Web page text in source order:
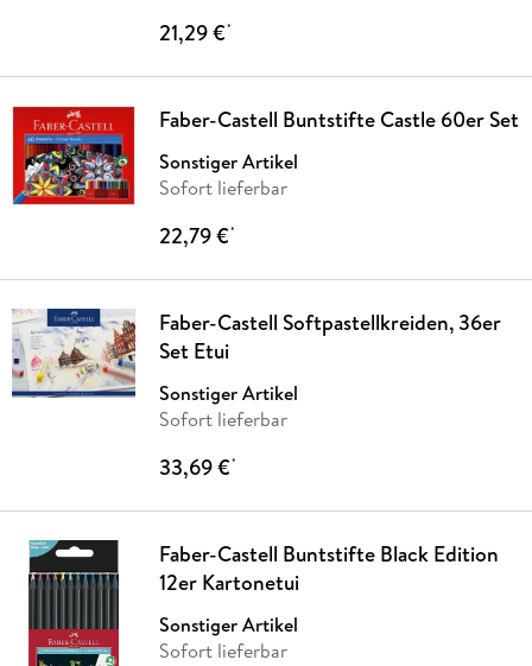
21,29 €*
Faber-Castell Buntstifte Castle 60er Set
Sonstiger Artikel
Sofort lieferbar
22,79 €*
Faber-Castell Softpastellkreiden, 36er
Set Etui
Sonstiger Artikel
Sofort lieferbar
33,69 €*
Faber-Castell Buntstifte Black Edition
12er Kartonetui
Sonstiger Artikel
Sofort lieferbar